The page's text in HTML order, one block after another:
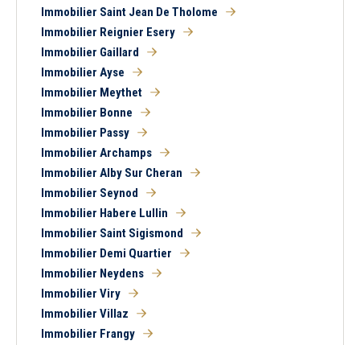
1 2 3 4
5 km 10 km 15 km
Tous Ancien
Balcon
Piscine
Parking
Immobilier Saint Jean De Tholome
Immobilier Reignier Esery
Immobilier Gaillard
Immobilier Ayse
Immobilier Meythet
Immobilier Bonne
Immobilier Passy
Immobilier Archamps
Immobilier Alby Sur Cheran
Immobilier Seynod
Immobilier Habere Lullin
Immobilier Saint Sigismond
Immobilier Demi Quartier
Immobilier Neydens
Immobilier Viry
Immobilier Villaz
Immobilier Frangy